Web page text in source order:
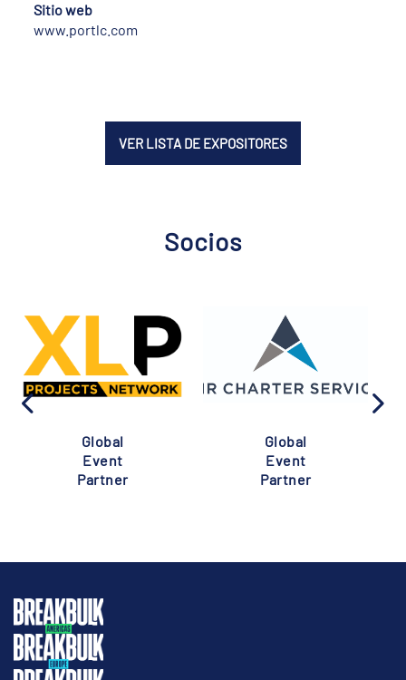
Sitio web
www.portlc.com
VER LISTA DE EXPOSITORES
Socios
Global
Event
Partner
Global
Event
Partner